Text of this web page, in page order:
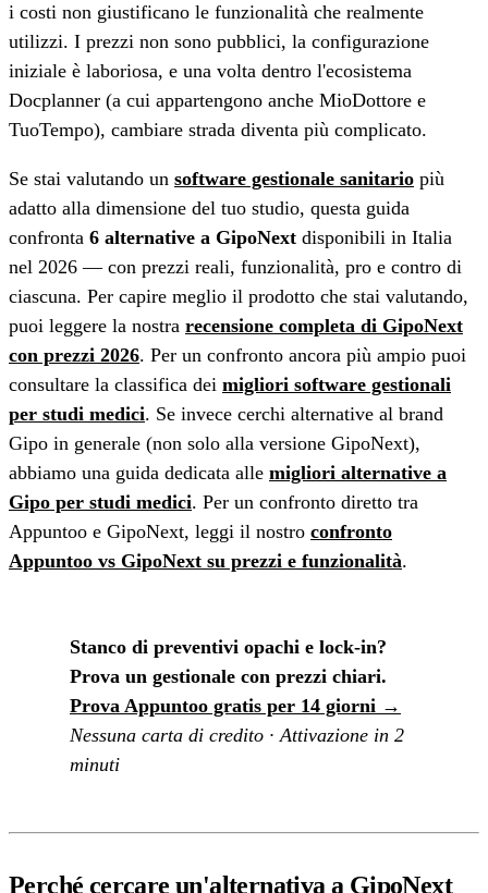
i costi non giustificano le funzionalità che realmente
utilizzi. I prezzi non sono pubblici, la configurazione
iniziale è laboriosa, e una volta dentro l'ecosistema
Docplanner (a cui appartengono anche MioDottore e
TuoTempo), cambiare strada diventa più complicato.
Se stai valutando un software gestionale sanitario più
adatto alla dimensione del tuo studio, questa guida
confronta 6 alternative a GipoNext disponibili in Italia
nel 2026 — con prezzi reali, funzionalità, pro e contro di
ciascuna. Per capire meglio il prodotto che stai valutando,
puoi leggere la nostra recensione completa di GipoNext
con prezzi 2026. Per un confronto ancora più ampio puoi
consultare la classifica dei migliori software gestionali
per studi medici. Se invece cerchi alternative al brand
Gipo in generale (non solo alla versione GipoNext),
abbiamo una guida dedicata alle migliori alternative a
Gipo per studi medici. Per un confronto diretto tra
Appuntoo e GipoNext, leggi il nostro confronto
Appuntoo vs GipoNext su prezzi e funzionalità.
Stanco di preventivi opachi e lock-in?
Prova un gestionale con prezzi chiari.
Prova Appuntoo gratis per 14 giorni →
Nessuna carta di credito · Attivazione in 2
minuti
Perché cercare un'alternativa a GipoNext